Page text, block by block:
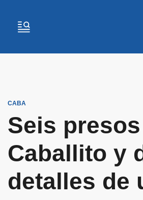
CABA
Seis
Caballito y
detalles de